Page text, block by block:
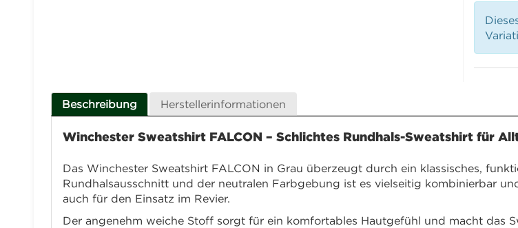
Beschreibung Herstellerinformationen
Winchester Sweatshirt FALCON – Schlichtes Rundhals-Sweatshirt für
Das Winchester Sweatshirt FALCON in Grau überzeugt durch ein klassisches,
Rundhalsausschnitt und der neutralen Farbgebung ist es vielseitig kombinierbar
auch für den Einsatz im Revier.
Der angenehm weiche Stoff sorgt für ein komfortables Hautgefühl und macht das